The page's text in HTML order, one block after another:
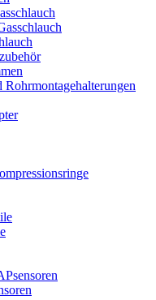
Rohrmontagehalterungen